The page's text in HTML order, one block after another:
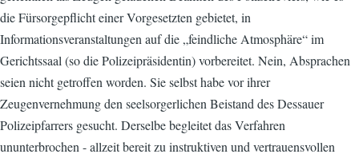
die Fürsorgepflicht einer Vorgesetzten gebietet, in
Informationsveranstaltungen auf die „feindliche Atmosphäre“ im
Gerichtssaal (so die Polizeipräsidentin) vorbereitet. Nein, Absprachen
seien nicht getroffen worden. Sie selbst habe vor ihrer
Zeugenvernehmung den seelsorgerlichen Beistand des Dessauer
Polizeipfarrers gesucht. Derselbe begleitet das Verfahren
ununterbrochen - allzeit bereit zu instruktiven und vertrauensvollen